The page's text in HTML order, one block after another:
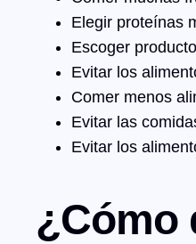
Elegir proteínas
Escoger
Evitar los
Comer menos
Evitar las
Evitar los
¿Cómo